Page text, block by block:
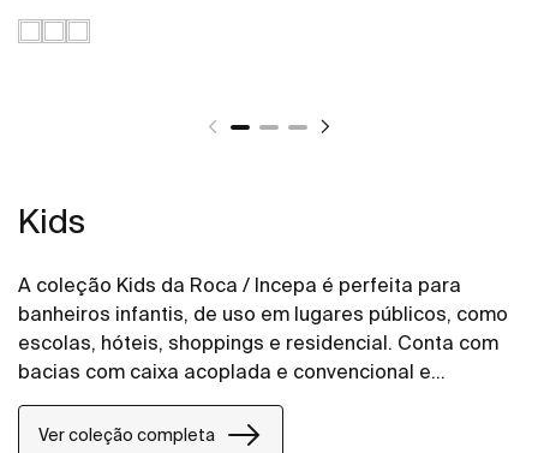
Kids
A coleção Kids da Roca / Incepa é perfeita para
banheiros infantis, de uso em lugares públicos, como
escolas, hóteis, shoppings e residencial. Conta com
bacias com caixa acoplada e convencional e
assentos sanitários compatíveis. A coleção Kids é
projetada para atender às necessidades das
Ver coleção completa